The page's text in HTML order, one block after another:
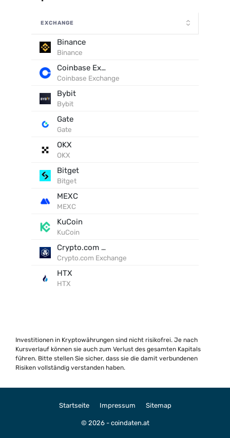
EXCHANGE
Binance
Binance
Coinbase Exchange
Coinbase Exchange
Bybit
Bybit
Gate
Gate
OKX
OKX
Bitget
Bitget
MEXC
MEXC
KuCoin
KuCoin
Crypto.com Exchange
Crypto.com Exchange
HTX
HTX
Investitionen in Kryptowährungen sind nicht risikofrei. Je nach
Kursverlauf können sie auch zum Verlust des gesamten Kapitals
führen. Bitte stellen Sie sicher, dass sie die damit verbundenen
Risiken vollständig verstanden haben.
Startseite Impressum Sitemap
© 2026 - coindaten.at